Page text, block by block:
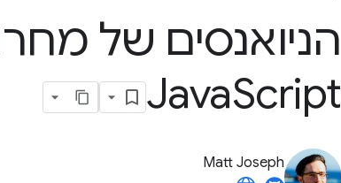
JavaScript
Matt Joseph